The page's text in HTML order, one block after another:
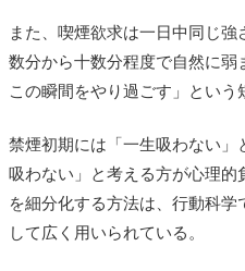
また、喫煙欲求は一日中同じ
数分から十数分程度で自然に弱
この瞬間をやり過ごす」という
禁煙初期には「一生吸わない」
吸わない」と考える方が心理
を細分化する方法は、行動科学
して広く用いられている。